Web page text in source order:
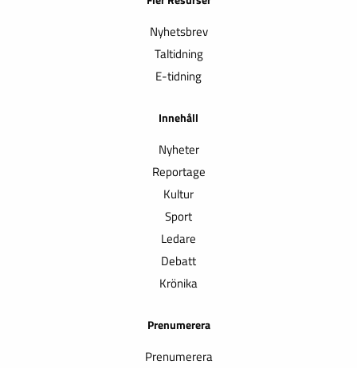
Nyhetsbrev
Taltidning
E-tidning
Innehåll
Nyheter
Reportage
Kultur
Sport
Ledare
Debatt
Krönika
Prenumerera
Prenumerera